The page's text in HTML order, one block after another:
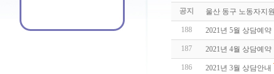
공지 울산 동구 노동자지
188 2021년 5월 상담예약
187 2021년 4월 상담예약
186 2021년 3월 상담안내